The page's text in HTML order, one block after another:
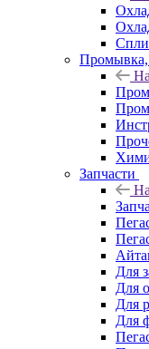
Промывка,
Запчасти
Для
Для
Для
Для